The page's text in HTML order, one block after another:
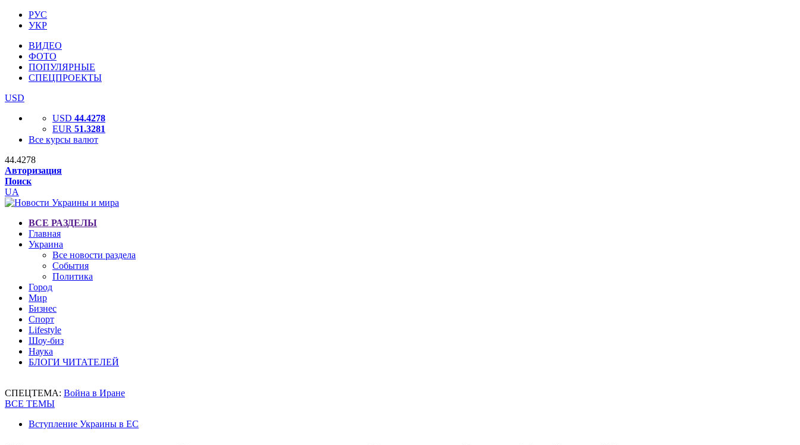
РУС
УКР
ВИДЕО
ФОТО
ПОПУЛЯРНЫЕ
СПЕЦПРОЕКТЫ
USD
USD 44.4278
EUR 51.3281
Все курсы валют
44.4278
Авторизация
Поиск
UA
ВСЕ РАЗДЕЛЫ
Главная
Украина
Все новости раздела
События
Политика
Город
Мир
Бизнес
Спорт
Lifestyle
Шоу-биз
Наука
БЛОГИ ЧИТАТЕЛЕЙ
СПЕЦТЕМА: Война в Иране
ВСЕ ТЕМЫ
Вступление Украины в ЕС